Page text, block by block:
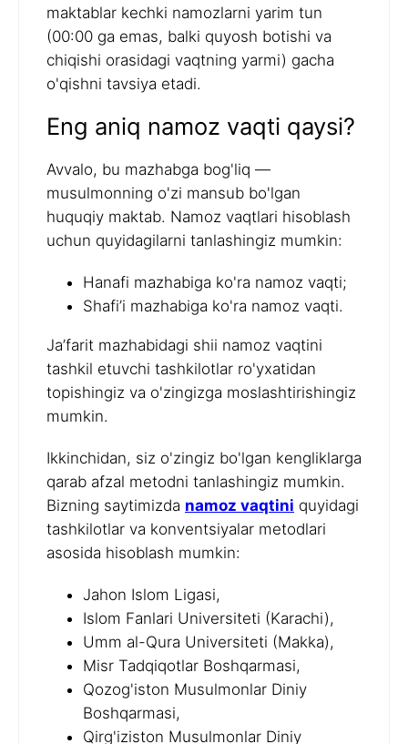
maktablar kechki namozlarni yarim tun
(00:00 ga emas, balki quyosh botishi va
chiqishi orasidagi vaqtning yarmi) gacha
o'qishni tavsiya etadi.
Eng aniq namoz vaqti qaysi?
Avvalo, bu mazhabga bog'liq —
musulmonning o'zi mansub bo'lgan
huquqiy maktab. Namoz vaqtlari hisoblash
uchun quyidagilarni tanlashingiz mumkin:
Hanafi mazhabiga ko'ra namoz vaqti;
Shafi’i mazhabiga ko'ra namoz vaqti.
Ja’farit mazhabidagi shii namoz vaqtini
tashkil etuvchi tashkilotlar ro'yxatidan
topishingiz va o'zingizga moslashtirishingiz
mumkin.
Ikkinchidan, siz o'zingiz bo'lgan kengliklarga
qarab afzal metodni tanlashingiz mumkin.
Bizning saytimizda namoz vaqtini quyidagi
tashkilotlar va konventsiyalar metodlari
asosida hisoblash mumkin:
Jahon Islom Ligasi,
Islom Fanlari Universiteti (Karachi),
Umm al-Qura Universiteti (Makka),
Misr Tadqiqotlar Boshqarmasi,
Qozog'iston Musulmonlar Diniy
Boshqarmasi,
Qirg'iziston Musulmonlar Diniy